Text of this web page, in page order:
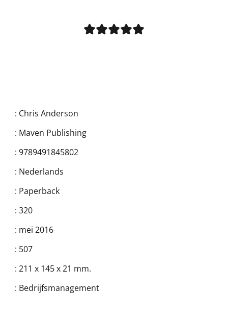
: Chris Anderson
: Maven Publishing
: 9789491845802
: Nederlands
: Paperback
: 320
: mei 2016
: 507
: 211 x 145 x 21 mm.
: Bedrijfsmanagement